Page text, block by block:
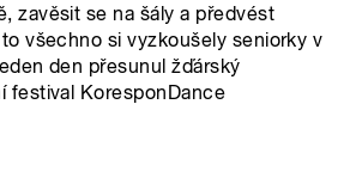
zavěsit se na šály a předvést
všechno si vyzkoušely seniorky v
den přesunul žďárský
festival KoresponDance